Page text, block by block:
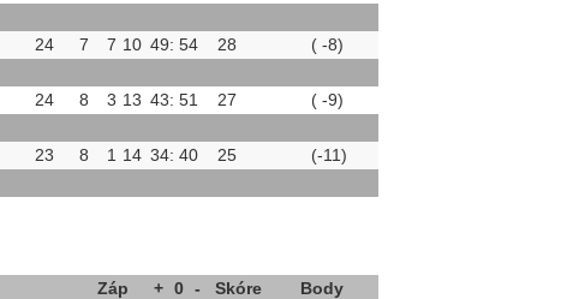
24 7 7 10 49: 54 28 ( -8)
24 8 3 13 43: 51 27 ( -9)
23 8 1 14 34: 40 25 (-11)
Záp + 0 - Skóre Body